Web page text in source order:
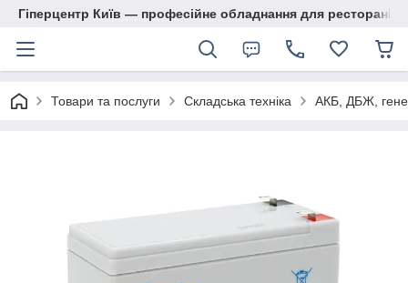
Гіперцентр Київ — професійне обладнання для ресторанів,
Товари та послуги Складська техніка АКБ, ДБЖ,